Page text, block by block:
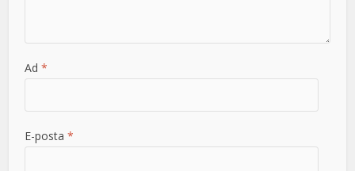
Ad*
E-posta*